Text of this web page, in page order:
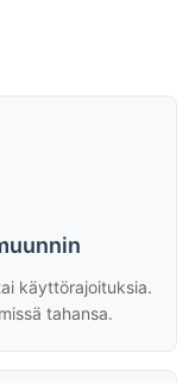
käyttörajoituksia.
tahansa.